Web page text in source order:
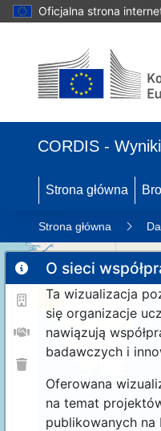
Oficjalna strona
CORDIS -
Strona główna
Strona główna
O sieci
Ta wizualizacja
się organizacje
nawiązują
badawczych i
Oferowana
na temat
publikowanych na
11